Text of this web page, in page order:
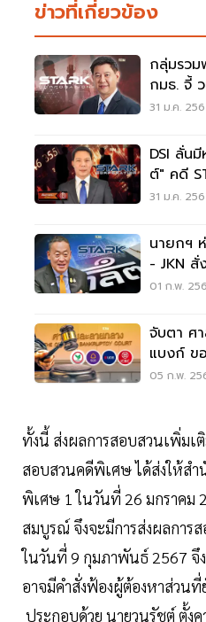
ข่าวที่เกี่ยวข้อง
กลุ่มรวม
กมธ. จี้
เสียหาย
31 ม.ค.
DSI ลั่น
ต์" คดี STARK กัน
โภคี“เป็
31 ม.ค.
นายกฯ
- JKN สั่
มั่น
01 ก.พ.
จับตา ศาลล้มละลายไต่สวน 4
แบงก์ ข
หมื่นล้าน
05 ก.พ.
ทั้งนี้ ส่งผลการสอบสวนเพิ่ม
สอบสวนคดีพิเศษ ได้ส่งให้สำ
พิเศษ 1 ในวันที่ 26 มกราคม
สมบูรณ์ จึงจะมีการส่งผลการ
ในวันที่ 9 กุมภาพันธ์ 2567 จึ
อาจมีคำสั่งฟ้องผู้ต้องหาส่วนที่
ประกอบด้วย นายวนรัชต์ ตั้งค